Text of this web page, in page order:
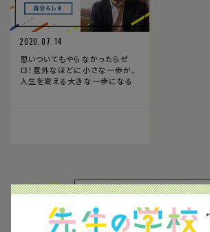
2020.07.14
思いついてもやらなかったらゼ
ロ！意外なほどに小さな一歩が、
人生を変える大きな一歩になる
2